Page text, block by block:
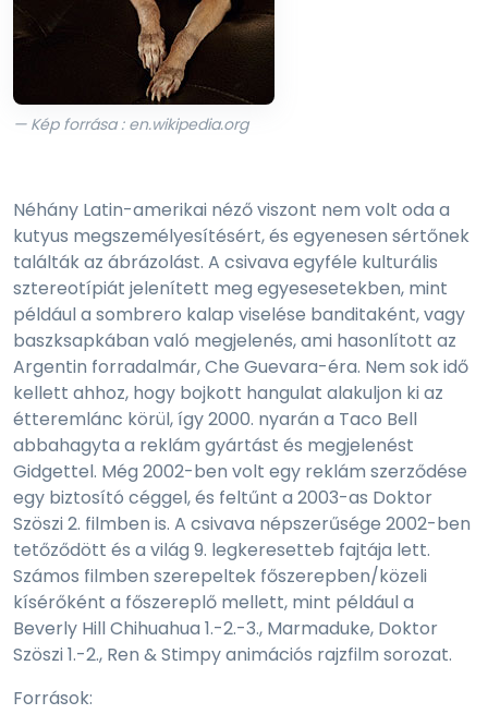
— Kép forrása : en.wikipedia.org
Néhány Latin-amerikai néző viszont nem volt oda a
kutyus megszemélyesítésért, és egyenesen sértőnek
találták az ábrázolást. A csivava egyféle kulturális
sztereotípiát jelenített meg egyesesetekben, mint
például a sombrero kalap viselése banditaként, vagy
baszksapkában való megjelenés, ami hasonlított az
Argentin forradalmár, Che Guevara-éra. Nem sok idő
kellett ahhoz, hogy bojkott hangulat alakuljon ki az
étteremlánc körül, így 2000. nyarán a Taco Bell
abbahagyta a reklám gyártást és megjelenést
Gidgettel. Még 2002-ben volt egy reklám szerződése
egy biztosító céggel, és feltűnt a 2003-as Doktor
Szöszi 2. filmben is. A csivava népszerűsége 2002-ben
tetőződött és a világ 9. legkeresetteb fajtája lett.
Számos filmben szerepeltek főszerepben/közeli
kísérőként a főszereplő mellett, mint például a
Beverly Hill Chihuahua 1.-2.-3., Marmaduke, Doktor
Szöszi 1.-2., Ren & Stimpy animációs rajzfilm sorozat.
Források: